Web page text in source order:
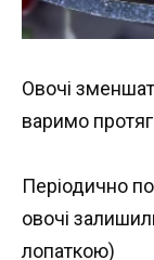
Овочі
варимо
Періодично
овочі
лопаткою)